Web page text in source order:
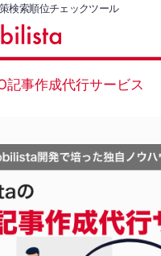
検索順位チェックツール
記事作成代行サービス